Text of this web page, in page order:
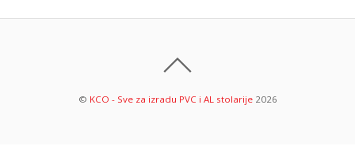
© KCO - Sve za izradu PVC i AL stolarije2026